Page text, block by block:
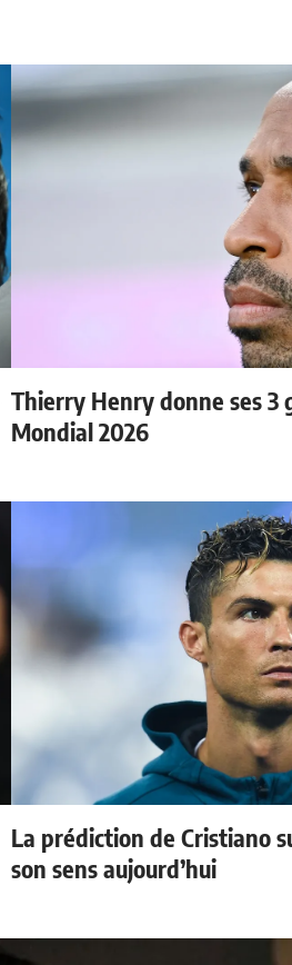
Thierry Henry donne ses 3
Mondial 2026
La prédiction de Cristiano
son sens aujourd’hui